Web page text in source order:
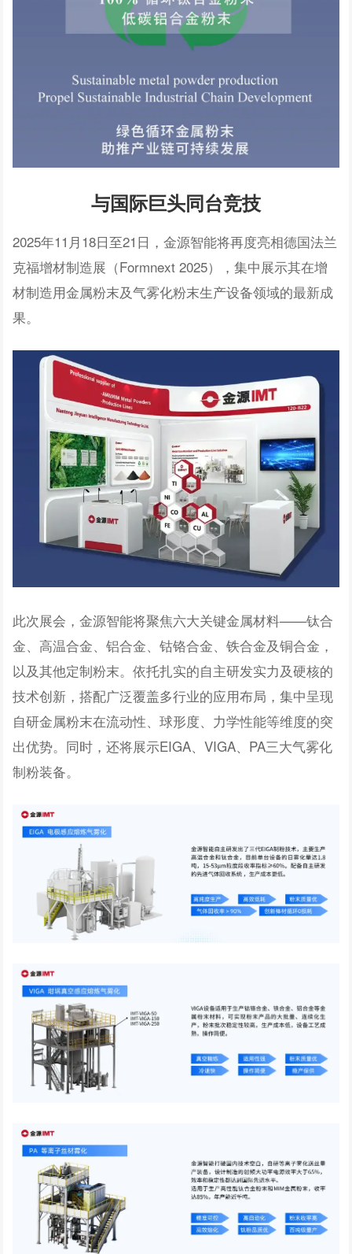
与国际巨头同台竞技
2025年11月18日至21日，金源智能将再度亮相德国法兰
克福增材制造展（Formnext 2025），集中展示其在增
材制造用金属粉末及气雾化粉末生产设备领域的最新成
果。
此次展会，金源智能将聚焦六大关键金属材料——钛合
金、高温合金、铝合金、钴铬合金、铁合金及铜合金，
以及其他定制粉末。依托扎实的自主研发实力及硬核的
技术创新，搭配广泛覆盖多行业的应用布局，集中呈现
自研金属粉末在流动性、球形度、力学性能等维度的突
出优势。同时，还将展示EIGA、VIGA、PA三大气雾化
制粉装备。